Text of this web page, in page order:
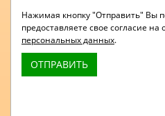
Нажимая кнопку "Отправить" Вы
предоставляете свое согласие
персональных данных.
ОТПРАВИТЬ